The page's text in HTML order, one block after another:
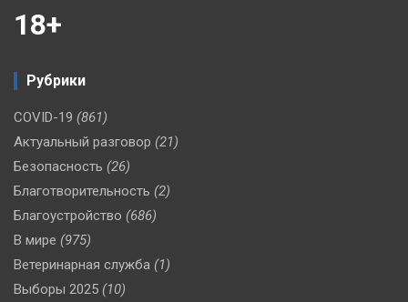
18+
Рубрики
COVID-19 (861)
Актуальный разговор (21)
Безопасность (26)
Благотворительность (2)
Благоустройство (686)
В мире (975)
Ветеринарная служба (1)
Выборы 2025 (10)